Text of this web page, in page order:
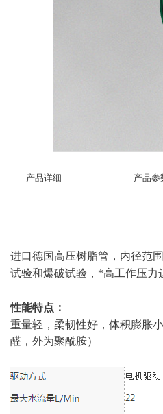
产品详细 产品参
进口德国高压树脂管，内径范围
试验和爆破试验，*高工作压力
性能特点：
重量轻，柔韧性好，体积膨胀
醛，外为聚酰胺）